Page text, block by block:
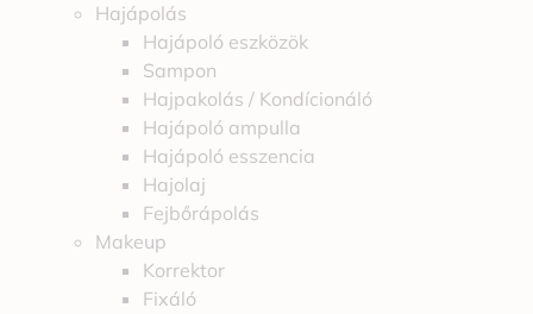
Hajápolás
Hajápoló eszközök
Sampon
Hajpakolás / Kondícionáló
Hajápoló ampulla
Hajápoló esszencia
Hajolaj
Fejbőrápolás
Makeup
Korrektor
Fixáló